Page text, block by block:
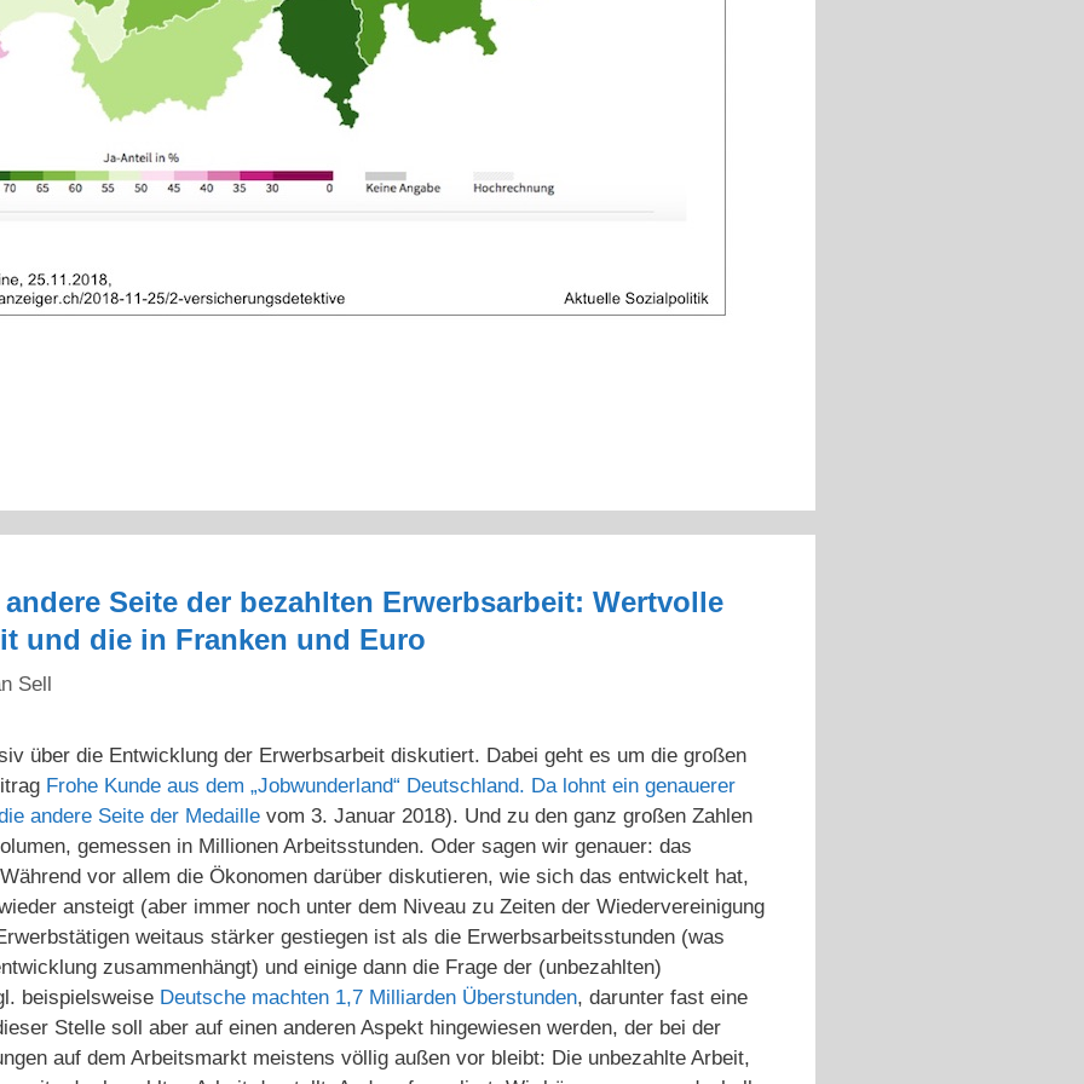
Seite der bezahlten Erwerbsarbeit: Wertvolle
und die in Franken und Euro
Sell
über die Entwicklung der Erwerbsarbeit diskutiert. Dabei geht es um die großen
Frohe Kunde aus dem „Jobwunderland“ Deutschland. Da lohnt ein genauerer
andere Seite der Medaille vom 3. Januar 2018). Und zu den ganz großen Zahlen
gemessen in Millionen Arbeitsstunden. Oder sagen wir genauer: das
vor allem die Ökonomen darüber diskutieren, wie sich das entwickelt hat,
ansteigt (aber immer noch unter dem Niveau zu Zeiten der Wiedervereinigung
weitaus stärker gestiegen ist als die Erwerbsarbeitsstunden (was
zusammenhängt) und einige dann die Frage der (unbezahlten)
beispielsweise Deutsche machten 1,7 Milliarden Überstunden, darunter fast eine
Stelle soll aber auf einen anderen Aspekt hingewiesen werden, der bei der
auf dem Arbeitsmarkt meistens völlig außen vor bleibt: Die unbezahlte Arbeit,